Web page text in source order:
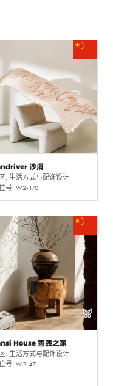
沙涓
: 生活方式与配饰设计
号: W2-170
House 善熙之家
: 生活方式与配饰设计
号: W2-47